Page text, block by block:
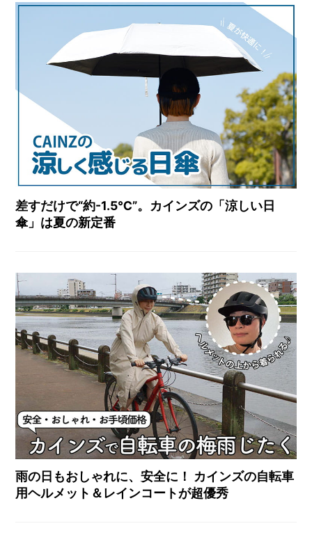
差すだけで“約-1.5℃”。カインズの「涼しい日
傘」は夏の新定番
雨の日もおしゃれに、安全に！ カインズの自転車
用ヘルメット＆レインコートが超優秀